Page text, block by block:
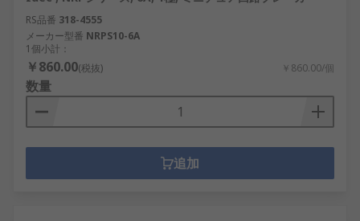
RS品番 318-4555
メーカー型番 NRPS10-6A
1個小計：
￥860.00(税抜) ￥860.00/個
数量
追加